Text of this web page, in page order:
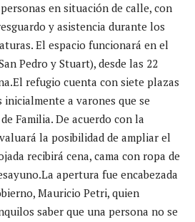
en situación de calle, con
y asistencia durante los
El espacio funcionará en el
Pedro y Stuart), desde las 22
refugio cuenta con siete plazas
inicialmente a varones que se
Familia. De acuerdo con la
la posibilidad de ampliar el
recibirá cena, cama con ropa de
apertura fue encabezada
Mauricio Petri, quien
saber que una persona no se